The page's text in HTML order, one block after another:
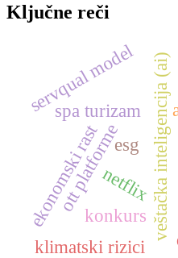
Ključne reči
ott platforme veštačka inteligencija (ai)
netflix
spa turizam
servqual model
ekonomski rastkonkurs
esg
klimatski rizici